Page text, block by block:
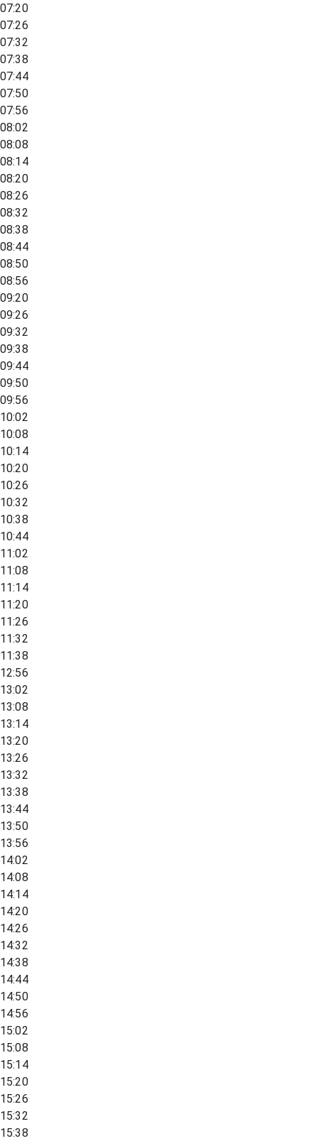
07:20
07:26
07:32
07:38
07:44
07:50
07:56
08:02
08:08
08:14
08:20
08:26
08:32
08:38
08:44
08:50
08:56
09:20
09:26
09:32
09:38
09:44
09:50
09:56
10:02
10:08
10:14
10:20
10:26
10:32
10:38
10:44
11:02
11:08
11:14
11:20
11:26
11:32
11:38
12:56
13:02
13:08
13:14
13:20
13:26
13:32
13:38
13:44
13:50
13:56
14:02
14:08
14:14
14:20
14:26
14:32
14:38
14:44
14:50
14:56
15:02
15:08
15:14
15:20
15:26
15:32
15:38